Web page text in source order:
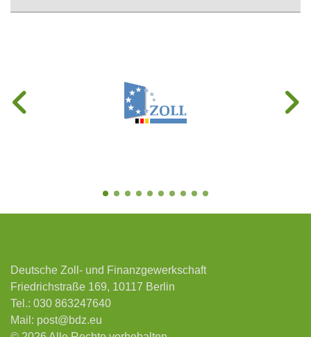
Deutsche Zoll- und Finanzgewerkschaft
Friedrichstraße 169, 10117 Berlin
Tel.: 030 863247640
Mail: post@bdz.eu